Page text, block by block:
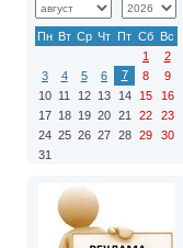
Пн Вт Ср Чт Пт Сб Вс
1
2
3
4 5 6 7 8
9
10 11 12 13 14 15
16
17 18 19 20 21 22
23
24 25 26 27 28 29
30
31